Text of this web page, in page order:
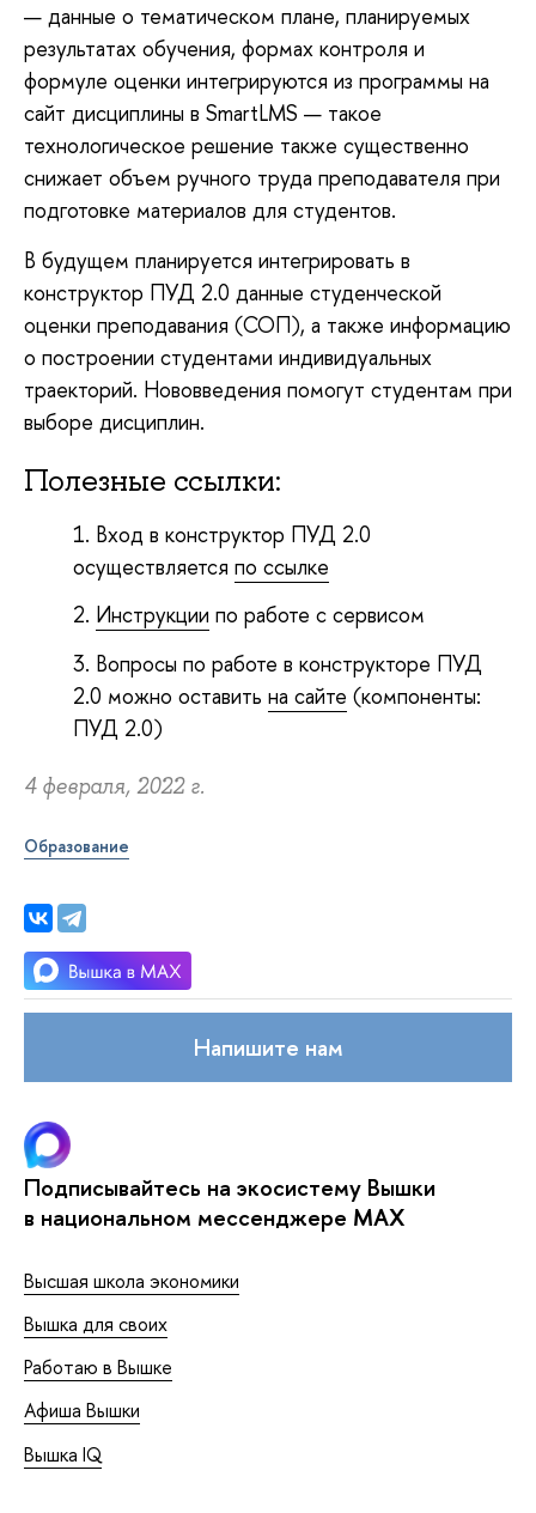
данные о тематическом плане, планируемых
результатах обучения, формах контроля и
формуле оценки интегрируются из программы на
сайт дисциплины в SmartLMS — такое
технологическое решение также существенно
снижает объем ручного труда преподавателя при
подготовке материалов для студентов.
В будущем планируется интегрировать в
конструктор ПУД 2.0 данные студенческой
оценки преподавания (СОП), а также информацию
о построении студентами индивидуальных
траекторий. Нововведения помогут студентам при
выборе дисциплин.
Полезные ссылки:
Вход в конструктор ПУД 2.0
осуществляетсяпо ссылке
Инструкции по работе с сервисом
Вопросы по работе в конструкторе ПУД
2.0 можно оставитьна сайте (компоненты:
ПУД 2.0)
4 февраля, 2022 г.
Образование
Напишите нам
Подписывайтесь на экосистему Вышки
в национальном мессенджере MAX
Высшая школа экономики
Вышка для своих
Работаю в Вышке
Афиша Вышки
Вышка IQ